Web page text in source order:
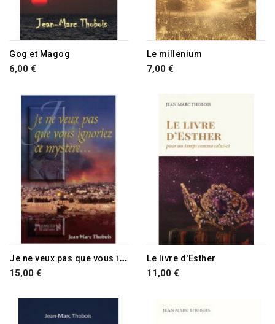
Gog et Magog
6,00 €
Le millenium
7,00 €
J
e ne veux pas que vous ignoriez ce mystère...
15,00 €
Le livre d'Esther
11,00 €